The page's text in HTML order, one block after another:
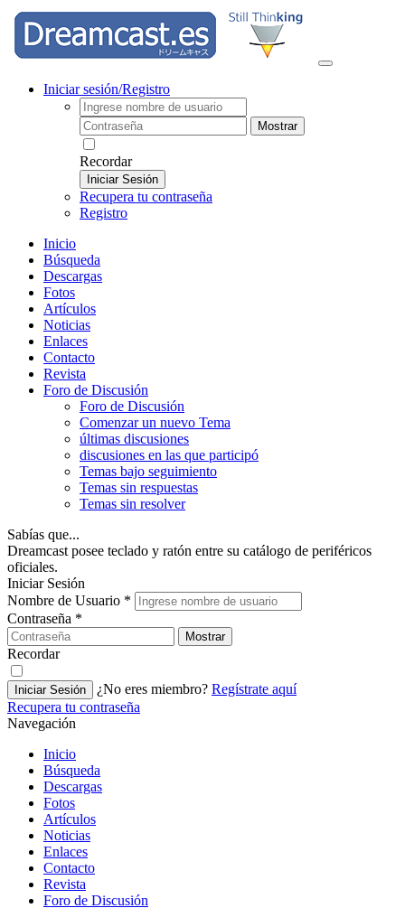
Iniciar sesión/Registro
Mostrar
Recordar
Iniciar Sesión
Recupera tu contraseña
Registro
Inicio
Búsqueda
Descargas
Fotos
Artículos
Noticias
Enlaces
Contacto
Revista
Foro de Discusión
Foro de Discusión
Comenzar un nuevo Tema
últimas discusiones
discusiones en las que participó
Temas bajo seguimiento
Temas sin respuestas
Temas sin resolver
Sabías que...
Dreamcast posee teclado y ratón entre su catálogo de periféricos
oficiales.
Iniciar Sesión
Nombre de Usuario *
Contraseña *
Mostrar
Recordar
Iniciar Sesión ¿No eres miembro? Regístrate aquí
Recupera tu contraseña
Navegación
Inicio
Búsqueda
Descargas
Fotos
Artículos
Noticias
Enlaces
Contacto
Revista
Foro de Discusión